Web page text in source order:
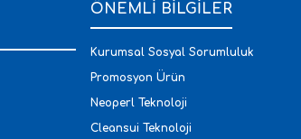
ÖNEMLİ BİLGİLER
Kurumsal Sosyal Sorumluluk
Promosyon Ürün
Neoperl Teknoloji
Cleansui Teknoloji